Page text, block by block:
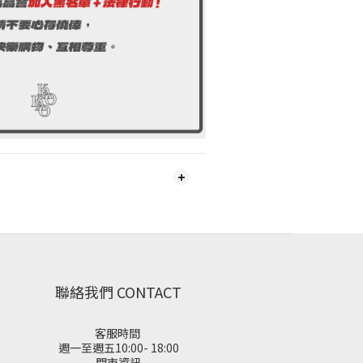
聯絡我們 CONTACT
客服時間
週一至週五10:00- 18:00